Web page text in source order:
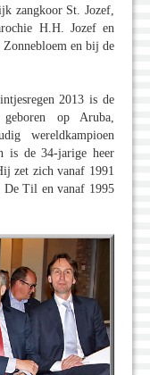
zangkoor St. Jozef,
H.H. Jozef en
en bij de
2013 is de
op Aruba,
wereldkampioen
is de 34-jarige heer
zet zich vanaf 1991
Til en vanaf 1995